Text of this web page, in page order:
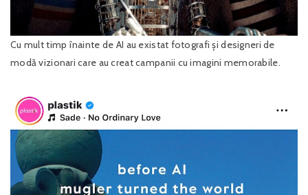
Cu mult timp înainte de AI au existat fotografi și designeri de
modă vizionari care au creat campanii cu imagini memorabile.